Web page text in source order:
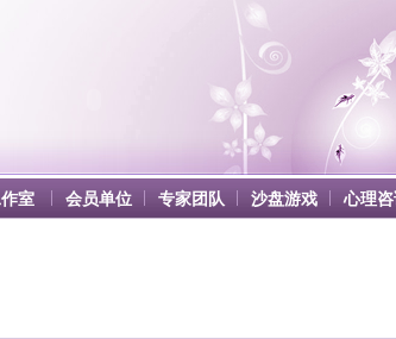
室 会员单位 专家团队 沙盘游戏 心理